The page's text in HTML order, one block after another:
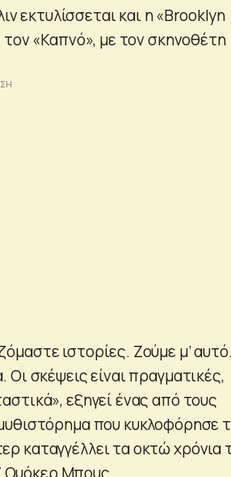
εκτυλίσσεται και η «Brooklyn
«Καπνό», με τον σκηνοθέτη
ιστορίες. Ζούμε μ’
Οι σκέψεις είναι πραγματικές,
εξηγεί ένας από τους
που κυκλοφόρησε
καταγγέλλει τα οκτώ χρόνια
Ουόκερ Μπους.